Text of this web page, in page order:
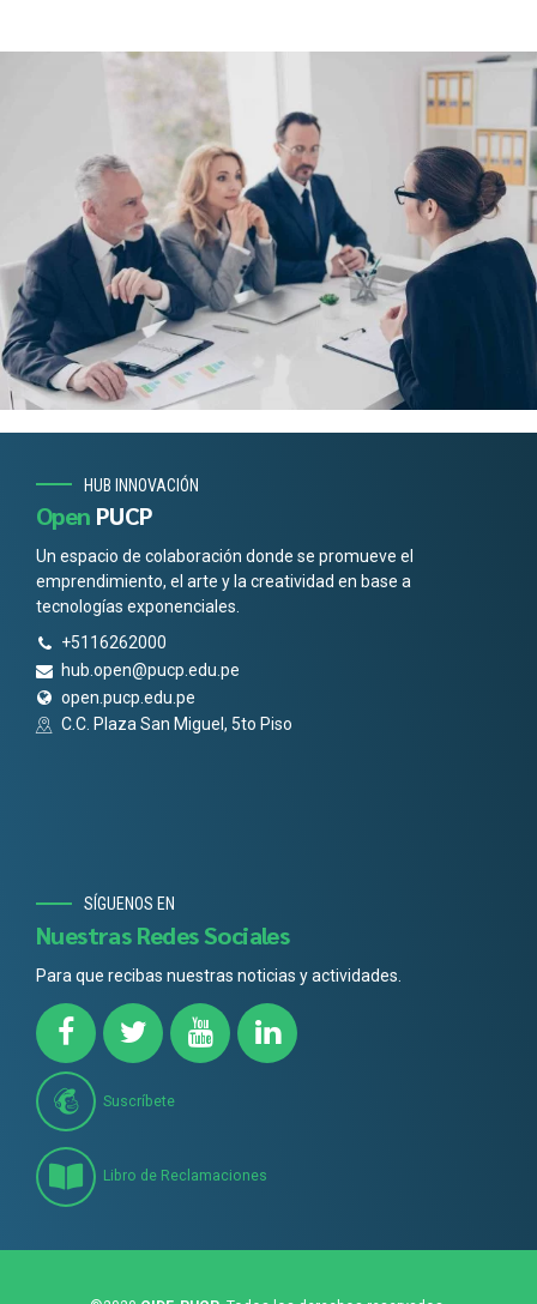
HUB INNOVACIÓN
Open PUCP
Un espacio de colaboración donde se promueve el
emprendimiento, el arte y la creatividad en base a
tecnologías exponenciales.
+5116262000
hub.open@pucp.edu.pe
open.pucp.edu.pe
C.C. Plaza San Miguel, 5to Piso
SÍGUENOS EN
Nuestras Redes Sociales
Para que recibas nuestras noticias y actividades.
Suscríbete
Libro de Reclamaciones